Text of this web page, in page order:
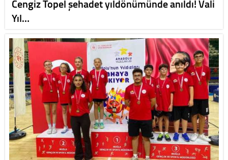
Cengiz Topel şehadet yıldönümünde anıldı! Vali
Yıl…